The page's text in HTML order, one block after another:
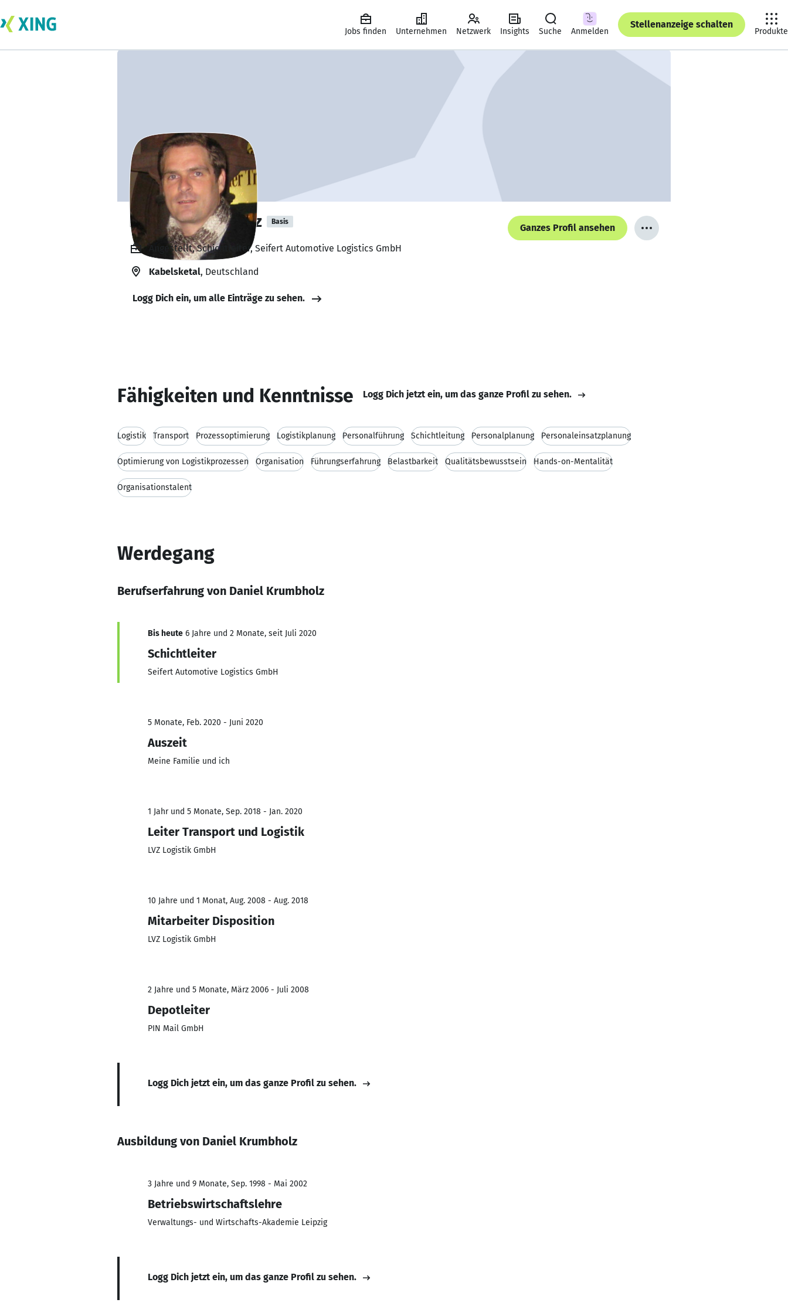
Jobs finden Unternehmen Netzwerk Insights Suche Anmelden
Stellenanzeige schalten
Produkte
Daniel Krumbholz Basis
Ganzes Profil ansehen
Angestellt, Schichtleiter, Seifert Automotive Logistics GmbH
Kabelsketal, Deutschland
Logg Dich ein, um alle Einträge zu sehen.
Fähigkeiten und Kenntnisse Logg Dich jetzt ein, um das ganze Profil zu sehen.
Logistik Transport Prozessoptimierung Logistikplanung Personalführung Schichtleitung Personalplanung Personaleinsatzplanung
Optimierung von Logistikprozessen Organisation Führungserfahrung Belastbarkeit Qualitätsbewusstsein Hands-on-Mentalität
Organisationstalent
Werdegang
Berufserfahrung von Daniel Krumbholz
Bis heute 6 Jahre und 2 Monate, seit Juli 2020
Schichtleiter
Seifert Automotive Logistics GmbH
5 Monate, Feb. 2020 - Juni 2020
Auszeit
Meine Familie und ich
1 Jahr und 5 Monate, Sep. 2018 - Jan. 2020
Leiter Transport und Logistik
LVZ Logistik GmbH
10 Jahre und 1 Monat, Aug. 2008 - Aug. 2018
Mitarbeiter Disposition
LVZ Logistik GmbH
2 Jahre und 5 Monate, März 2006 - Juli 2008
Depotleiter
PIN Mail GmbH
Logg Dich jetzt ein, um das ganze Profil zu sehen.
Ausbildung von Daniel Krumbholz
3 Jahre und 9 Monate, Sep. 1998 - Mai 2002
Betriebswirtschaftslehre
Verwaltungs- und Wirtschafts-Akademie Leipzig
Logg Dich jetzt ein, um das ganze Profil zu sehen.